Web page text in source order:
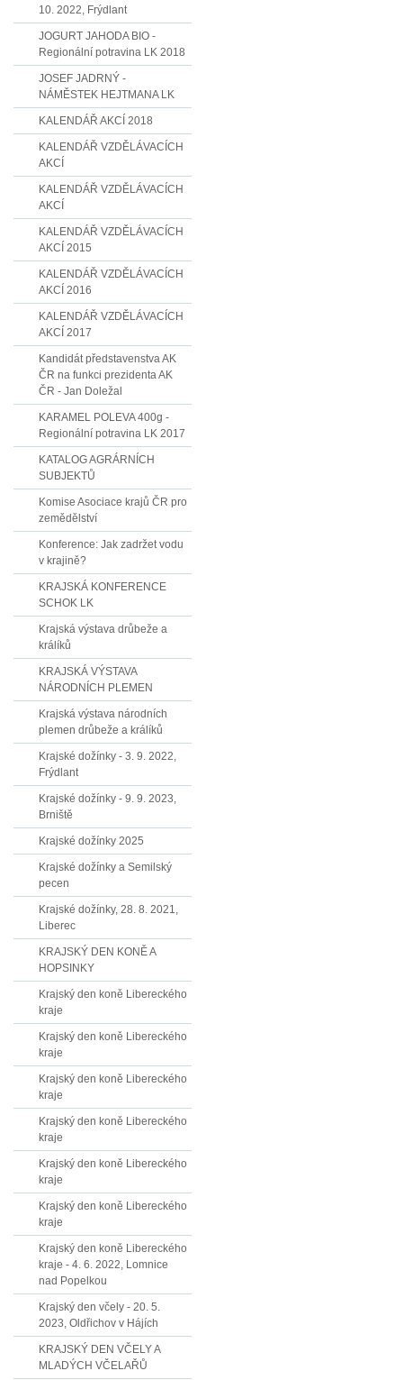
10. 2022, Frýdlant
JOGURT JAHODA BIO -
Regionální potravina LK 2018
JOSEF JADRNÝ -
NÁMĚSTEK HEJTMANA LK
KALENDÁŘ AKCÍ 2018
KALENDÁŘ VZDĚLÁVACÍCH
AKCÍ
KALENDÁŘ VZDĚLÁVACÍCH
AKCÍ
KALENDÁŘ VZDĚLÁVACÍCH
AKCÍ 2015
KALENDÁŘ VZDĚLÁVACÍCH
AKCÍ 2016
KALENDÁŘ VZDĚLÁVACÍCH
AKCÍ 2017
Kandidát představenstva AK
ČR na funkci prezidenta AK
ČR - Jan Doležal
KARAMEL POLEVA 400g -
Regionální potravina LK 2017
KATALOG AGRÁRNÍCH
SUBJEKTŮ
Komise Asociace krajů ČR pro
zemědělství
Konference: Jak zadržet vodu
v krajině?
KRAJSKÁ KONFERENCE
SCHOK LK
Krajská výstava drůbeže a
králíků
KRAJSKÁ VÝSTAVA
NÁRODNÍCH PLEMEN
Krajská výstava národních
plemen drůbeže a králíků
Krajské dožínky - 3. 9. 2022,
Frýdlant
Krajské dožínky - 9. 9. 2023,
Brniště
Krajské dožínky 2025
Krajské dožínky a Semilský
pecen
Krajské dožínky, 28. 8. 2021,
Liberec
KRAJSKÝ DEN KONĚ A
HOPSINKY
Krajský den koně Libereckého
kraje
Krajský den koně Libereckého
kraje
Krajský den koně Libereckého
kraje
Krajský den koně Libereckého
kraje
Krajský den koně Libereckého
kraje
Krajský den koně Libereckého
kraje
Krajský den koně Libereckého
kraje - 4. 6. 2022, Lomnice
nad Popelkou
Krajský den včely - 20. 5.
2023, Oldřichov v Hájích
KRAJSKÝ DEN VČELY A
MLADÝCH VČELAŘŮ